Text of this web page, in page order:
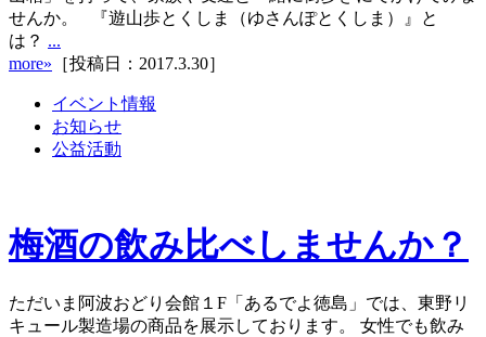
せんか。 『遊山歩とくしま（ゆさんぽとくしま）』と
は？ ...
more» ［投稿日：2017.3.30］
イベント情報
お知らせ
公益活動
梅酒の飲み比べしませんか？
ただいま阿波おどり会館１F「あるでよ徳島」では、東野リ
キュール製造場の商品を展示しております。 女性でも飲み